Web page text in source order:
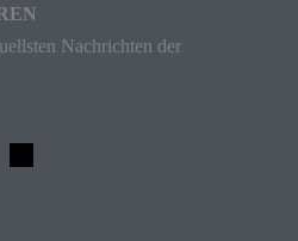
Nachrichten der